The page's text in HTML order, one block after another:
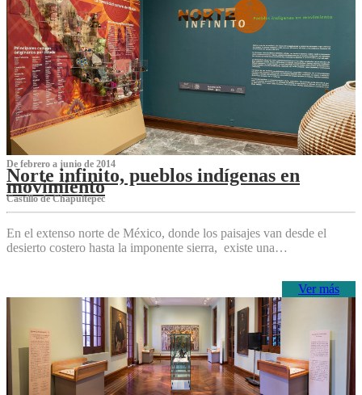
De febrero a junio de 2014
Norte infinito, pueblos indígenas en
movimiento
Castillo de Chapultepec
En el extenso norte de México, donde los paisajes van desde el
desierto costero hasta la imponente sierra, existe una…
Ver más